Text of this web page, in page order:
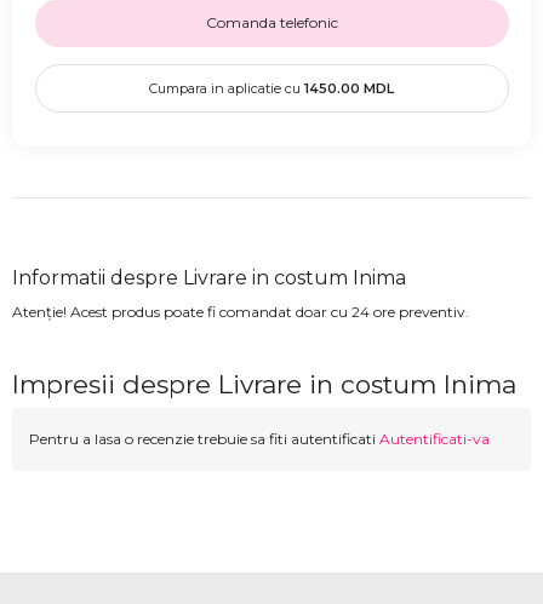
Comanda telefonic
Cumpara in aplicatie cu 1450.00 MDL
Informatii despre Livrare in costum Inima
Atenție! Acest produs poate fi comandat doar cu 24 ore preventiv.
Impresii despre Livrare in costum Inima
Pentru a lasa o recenzie trebuie sa fiti autentificati Autentificati-va